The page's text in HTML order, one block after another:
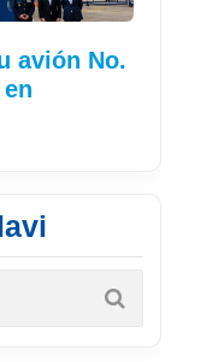
avión No.